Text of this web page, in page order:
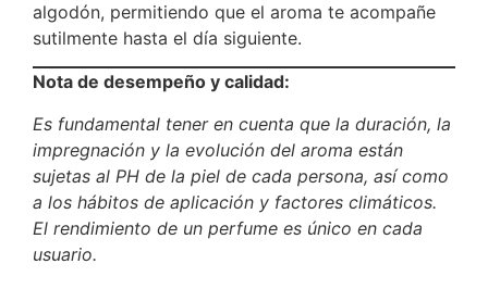
algodón, permitiendo que el aroma te acompañe
sutilmente hasta el día siguiente.
Nota de desempeño y calidad:
Es fundamental tener en cuenta que la duración, la
impregnación y la evolución del aroma están
sujetas al PH de la piel de cada persona, así como
a los hábitos de aplicación y factores climáticos.
El rendimiento de un perfume es único en cada
usuario.